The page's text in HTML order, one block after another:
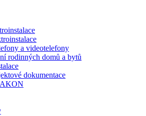
a videotelefony
rodinných domů a bytů
dokumentace